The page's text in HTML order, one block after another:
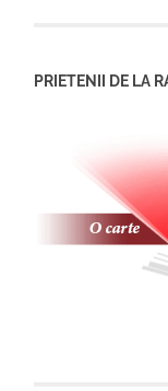
PRIETENII DE LA